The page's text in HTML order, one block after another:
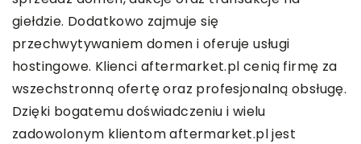
giełdzie. Dodatkowo zajmuje się
przechwytywaniem domen i oferuje usługi
hostingowe. Klienci aftermarket.pl cenią firmę za
wszechstronną ofertę oraz profesjonalną obsługę.
Dzięki bogatemu doświadczeniu i wielu
zadowolonym klientom aftermarket.pl jest